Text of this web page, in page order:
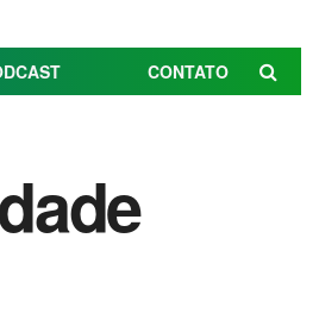
CONTATO